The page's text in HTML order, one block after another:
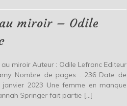
Lefranc
miroir – Odile
miroir Auteur : Odile Lefranc Editeur
Nombre de pages : 236 Date de
2023 Une femme en manque
Springer fait partie […]